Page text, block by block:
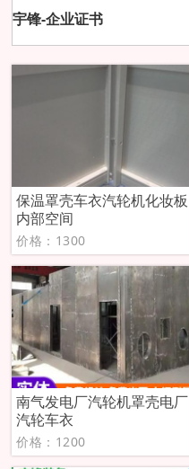
宇锋-企业证书
保温罩壳车衣汽轮机化妆板
内部空间
价格：1300
南气发电厂汽轮机罩壳电厂
汽轮车衣
价格：1200